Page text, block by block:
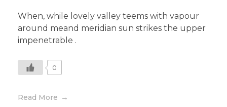
When, while lovely valley teems with vapour
around meand meridian sun strikes the upper
impenetrable .
0
Read More